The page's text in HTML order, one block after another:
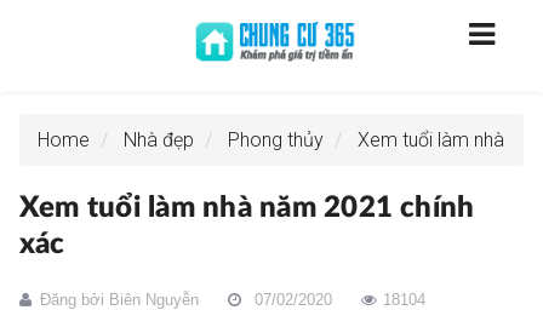
Home Nhà đẹp Phong thủy Xem tuổi làm nhà
Xem tuổi làm nhà năm 2021 chính
xác
Đăng bởi Biên Nguyễn 07/02/2020 18104